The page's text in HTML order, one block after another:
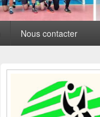
Nous contacter
Zone